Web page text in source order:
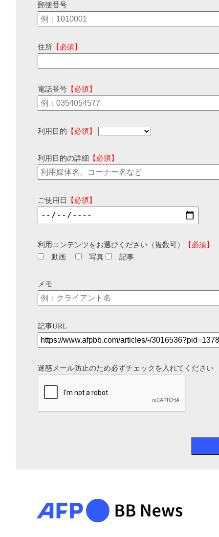
郵便番号
住所 【必須】
電話番号 【必須】
利用目的 【必須】
利用目的の詳細 【必須】
ご使用日 【必須】
利用コンテンツをお選びください（複数可）
【必須】
動画
写真 記事
メモ
記事URL
迷惑メール防止のため必ずチェックを入れてください